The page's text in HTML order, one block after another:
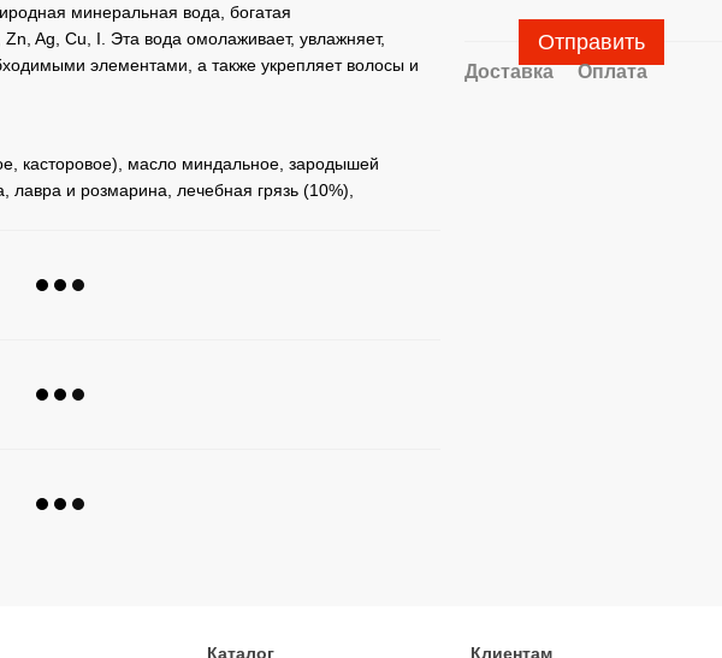
минеральная вода, богатая
Ag, Cu, I. Эта вода омолаживает, увлажняет,
элементами, а также укрепляет волосы и
касторовое), масло миндальное, зародышей
и розмарина, лечебная грязь (10%),
Отправить
Доставка Оплата
Каталог Клиентам